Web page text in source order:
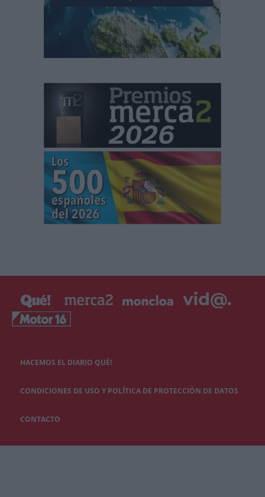
HACEMOS EL DIARIO QUÉ!
CONDICIONES DE USO Y POLÍTICA DE PROTECCIÓN DE DATOS
CONTACTO